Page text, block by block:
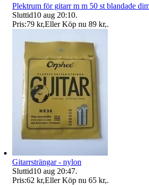
Plektrum för gitarr m m 50 st blandade
Sluttid10 aug 20:10.
Pris:79 kr,Eller Köp nu 89 kr,.
Gitarrsträngar - nylon
Sluttid10 aug 20:47.
Pris:62 kr,Eller Köp nu 65 kr,.